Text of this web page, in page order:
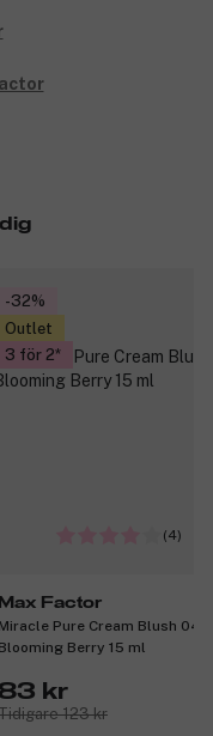
-32%
Outlet
3 för 2
(4)
Max Factor
Miracle Pure Cream Blush 04
Blooming Berry 15 ml
kr
123 kr